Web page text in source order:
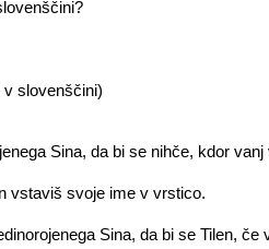
slovenščini)
Sina, da bi se nihče, kdor
vstaviš svoje ime v vrstico.
Sina, da bi se Tilen,